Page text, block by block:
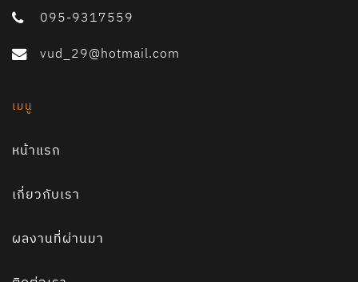
095-9317559
vud_29@hotmail.com
เมนู
หน้าแรก
เกี่ยวกับเรา
ผลงานที่ผ่านมา